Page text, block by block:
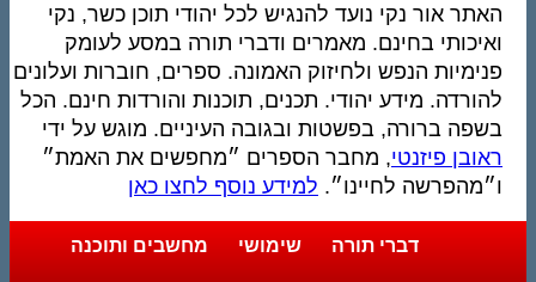
האתר אור נקי נועד להנגיש לכל יהודי תוכן כשר, נקי
ואיכותי בחינם. מאמרים ודברי תורה במסע לעומק
פנימיות הנפש ולחיזוק האמונה. ספרים, חוברות ועלונים
להורדה. מידע יהודי. תכנים, תוכנות והורדות חינם. הכל
בשפה ברורה, בפשטות ובגובה העיניים. מוגש על ידי
ראובן פיזנטי, מחבר הספרים ״מחפשים את האמת״
ו״מהפרשה לחיינו״. למידע נוסף לחצו כאן
דברי תורה שימושי מחשבים ותוכנה